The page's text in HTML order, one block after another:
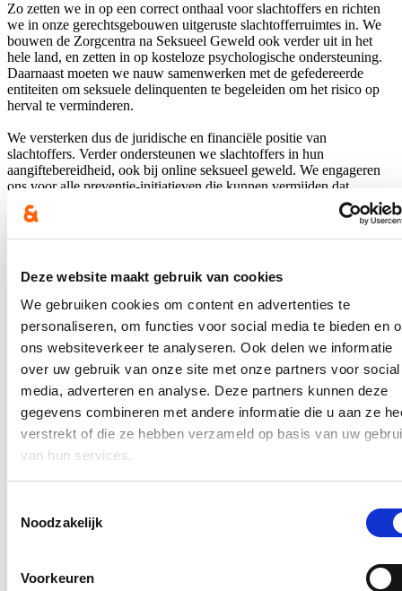
Deze website maakt gebruik van cookies
We gebruiken cookies om content en advertenties te
personaliseren, om functies voor social media te bieden en
ons websiteverkeer te analyseren. Ook delen we informatie
over uw gebruik van onze site met onze partners voor social
media, adverteren en analyse. Deze partners kunnen deze
gegevens combineren met andere informatie die u aan ze
verstrekt of die ze hebben verzameld op basis van uw
van hun services.
Noodzakelijk
Voorkeuren
Zo zetten we in op een correct onthaal voor slachtoffers en richten
we in onze gerechtsgebouwen uitgeruste slachtofferruimtes in. We
bouwen de Zorgcentra na Seksueel Geweld ook verder uit in het
hele land, en zetten in op kosteloze psychologische ondersteuning.
Daarnaast moeten we nauw samenwerken met de gefedereerde
entiteiten om seksuele delinquenten te begeleiden om het risico op
herval te verminderen.
We versterken dus de juridische en financiële positie van
slachtoffers. Verder ondersteunen we slachtoffers in hun
aangiftebereidheid, ook bij online seksueel geweld. We engageren
ons voor alle preventie-initiatieven die kunnen vermijden dat
mensen slachtoffer van seksueel geweld worden, met campagnes
zoals de “Ask for Angela” in uitgaansgelegenheden.
zo goed als mogelijk te beschermen.
Hou me op de hoogte
E-mailadres
Postcode
Ja, ik wens de nieuwsbrief van Annelies Verlinden te ontvangen op
Nieuws